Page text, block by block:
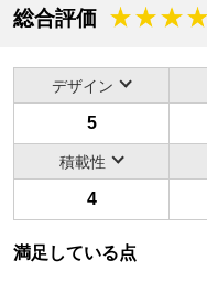
総合評価
デザイン
5
積載性
4
満足している点